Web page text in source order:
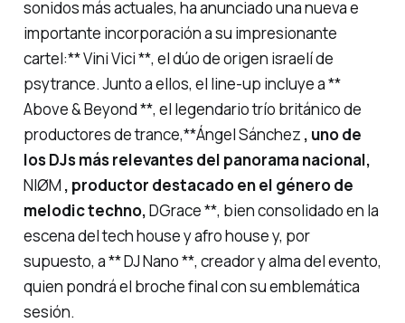
sonidos más actuales, ha anunciado una nueva e
importante incorporación a su impresionante
cartel:** Vini Vici **, el dúo de origen israelí de
psytrance. Junto a ellos, el line-up incluye a **
Above & Beyond **, el legendario trío británico de
productores de trance,**Ángel Sánchez , uno de
los DJs más relevantes del panorama nacional,
NIØM , productor destacado en el género de
melodic techno,DGrace **, bien consolidado en la
escena del tech house y afro house y, por
supuesto, a ** DJ Nano **, creador y alma del evento,
quien pondrá el broche final con su emblemática
sesión.